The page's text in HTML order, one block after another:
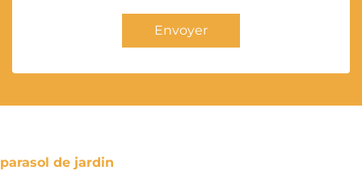
Envoyer
parasol de jardin